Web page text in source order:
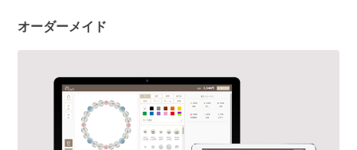
オーダーメイド